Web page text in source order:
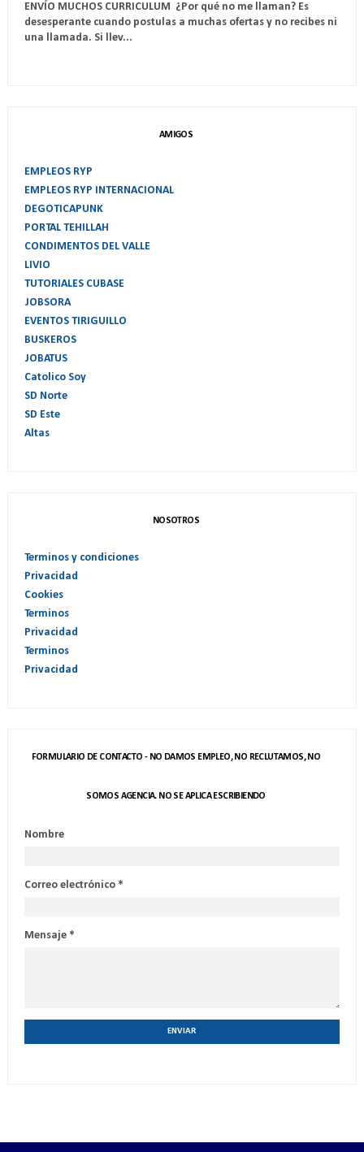
ENVÍO MUCHOS CURRICULUM ¿Por qué no me llaman? Es
desesperante cuando postulas a muchas ofertas y no recibes ni
una llamada. Si llev...
AMIGOS
EMPLEOS RYP
EMPLEOS RYP INTERNACIONAL
DEGOTICAPUNK
PORTAL TEHILLAH
CONDIMENTOS DEL VALLE
LIVIO
TUTORIALES CUBASE
JOBSORA
EVENTOS TIRIGUILLO
BUSKEROS
JOBATUS
Catolico Soy
SD Norte
SD Este
Altas
NOSOTROS
Terminos y condiciones
Privacidad
Cookies
Terminos
Privacidad
Terminos
Privacidad
FORMULARIO DE CONTACTO - NO DAMOS EMPLEO, NO RECLUTAMOS, NO
SOMOS AGENCIA. NO SE APLICA ESCRIBIENDO
Nombre
Correo electrónico *
Mensaje *